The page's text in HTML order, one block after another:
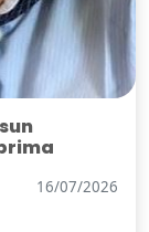
16/07/2026